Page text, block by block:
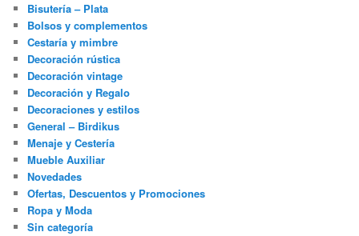
Bisutería – Plata
Bolsos y complementos
Cestaría y mimbre
Decoración rústica
Decoración vintage
Decoración y Regalo
Decoraciones y estilos
General – Birdikus
Menaje y Cestería
Mueble Auxiliar
Novedades
Ofertas, Descuentos y Promociones
Ropa y Moda
Sin categoría